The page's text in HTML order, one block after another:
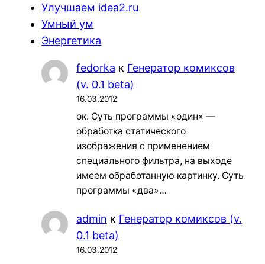
Улучшаем idea2.ru
Умный ум
Энергетика
fedorka к Генератор комиксов
(v. 0.1 beta)
16.03.2012
ок. Суть программы «один» —
обработка статического
изображения с применением
специального фильтра, на выходе
имеем обработанную картинку. Суть
программы «два»…
admin к Генератор комиксов (v.
0.1 beta)
16.03.2012